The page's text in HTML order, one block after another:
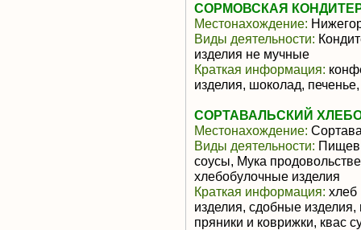
СОРМОВСКАЯ
Местонахождение:
Виды деятельности:
изделия не мучные
Краткая информация:
изделия, шоколад,
СОРТАВАЛЬСКИЙ
Местонахождение:
Виды деятельности:
соусы, Мука
хлебобулочные изделия
Краткая информация: хлеб
изделия, сдобные
пряники и коврижки, квас